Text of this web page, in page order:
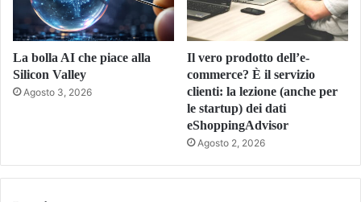
La bolla AI che piace alla
Silicon Valley
Agosto 3, 2026
Il vero prodotto dell’e-
commerce? È il servizio
clienti: la lezione (anche per
le startup) dei dati
eShoppingAdvisor
Agosto 2, 2026